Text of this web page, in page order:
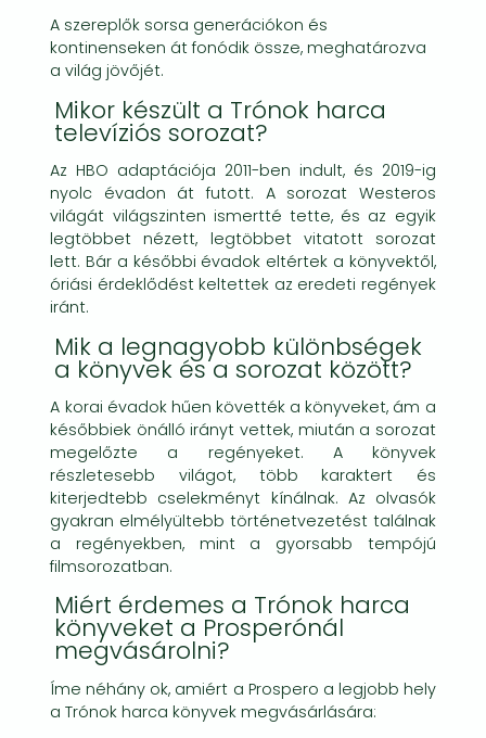
A szereplők sorsa generációkon és
kontinenseken át fonódik össze, meghatározva
a világ jövőjét.
Mikor készült a Trónok harca
televíziós sorozat?
Az HBO adaptációja 2011-ben indult, és 2019-ig
nyolc évadon át futott. A sorozat Westeros
világát világszinten ismertté tette, és az egyik
legtöbbet nézett, legtöbbet vitatott sorozat
lett. Bár a későbbi évadok eltértek a könyvektől,
óriási érdeklődést keltettek az eredeti regények
iránt.
Mik a legnagyobb különbségek
a könyvek és a sorozat között?
A korai évadok hűen követték a könyveket, ám a
későbbiek önálló irányt vettek, miután a sorozat
megelőzte a regényeket. A könyvek
részletesebb világot, több karaktert és
kiterjedtebb cselekményt kínálnak. Az olvasók
gyakran elmélyültebb történetvezetést találnak
a regényekben, mint a gyorsabb tempójú
filmsorozatban.
Miért érdemes a Trónok harca
könyveket a Prosperónál
megvásárolni?
Íme néhány ok, amiért a Prospero a legjobb hely
a Trónok harca könyvek megvásárlására: